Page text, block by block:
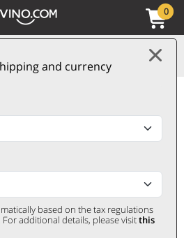
and currency
based on the tax regulations
additional details, please visitthis
0
AOC Extra
Gamet